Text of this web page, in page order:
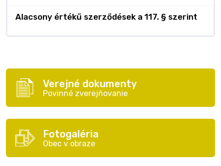
Alacsony értékű szerződések a 117. § szerint
Verejné dokumenty
Povinné zverejňovanie
Fotogaléria
Obec v obraze